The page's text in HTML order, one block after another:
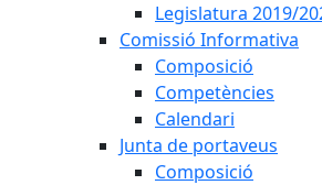
Legislatura 2019/
Comissió Informativa
Composició
Competències
Calendari
Junta de portaveus
Composició